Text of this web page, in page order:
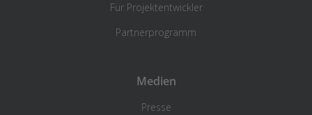
Für Projektentwickler
Partnerprogramm
Medien
Presse